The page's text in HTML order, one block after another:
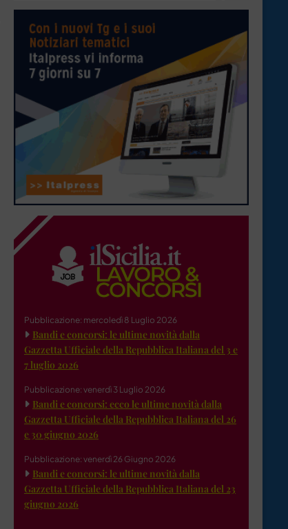
Pubblicazione: mercoledì 8 Luglio 2026
Bandi e concorsi: le ultime novità dalla
Gazzetta Ufficiale della Repubblica Italiana del 3 e
7 luglio 2026
Pubblicazione: venerdì 3 Luglio 2026
Bandi e concorsi: ecco le ultime novità dalla
Gazzetta Ufficiale della Repubblica Italiana del 26
e 30 giugno 2026
Pubblicazione: venerdì 26 Giugno 2026
Bandi e concorsi: le ultime novità dalla
Gazzetta Ufficiale della Repubblica Italiana del 23
giugno 2026